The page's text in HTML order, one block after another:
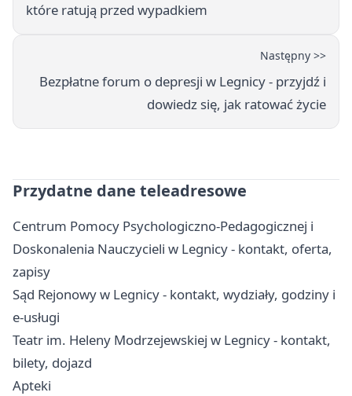
które ratują przed wypadkiem
Następny >>
Bezpłatne forum o depresji w Legnicy - przyjdź i
dowiedz się, jak ratować życie
Przydatne dane teleadresowe
Centrum Pomocy Psychologiczno-Pedagogicznej i
Doskonalenia Nauczycieli w Legnicy - kontakt, oferta,
zapisy
Sąd Rejonowy w Legnicy - kontakt, wydziały, godziny i
e-usługi
Teatr im. Heleny Modrzejewskiej w Legnicy - kontakt,
bilety, dojazd
Apteki